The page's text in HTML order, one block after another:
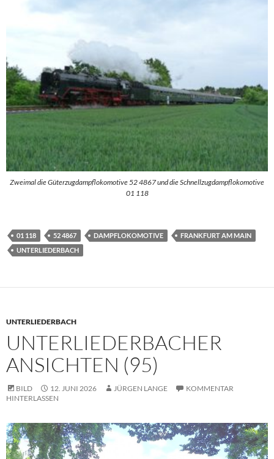
Zweimal die Güterzugdampflokomotive 52 4867 und die Schnellzugdampflokomotive
01 118
01 118 52 4867 DAMPFLOKOMOTIVE
FRANKFURT AM MAIN
UNTERLIEDERBACH
UNTERLIEDERBACH
UNTERLIEDERBACHER
ANSICHTEN (95)
BILD 12. JUNI 2026 JÜRGEN LANGE
KOMMENTAR
HINTERLASSEN